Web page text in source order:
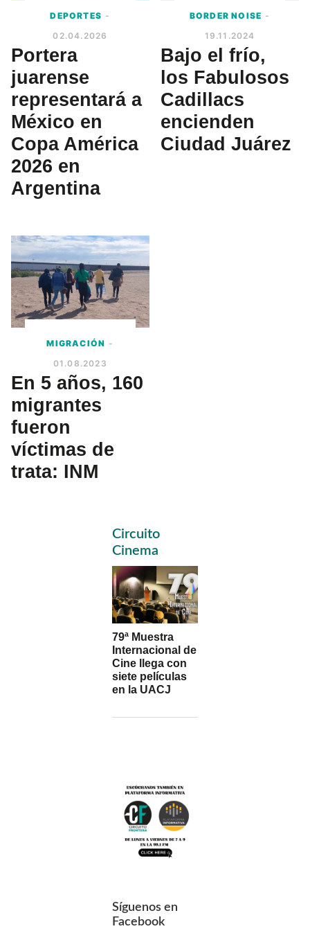
DEPORTES -
02.04.2026
Portera
juarense
representará a
México en
Copa América
2026 en
Argentina
BORDER NOISE -
19.11.2024
Bajo el frío,
los Fabulosos
Cadillacs
encienden
Ciudad Juárez
MIGRACIÓN -
01.08.2023
En 5 años, 160
migrantes
fueron
víctimas de
trata: INM
Primary
Sidebar
Circuito
Cinema
79ª Muestra
Internacional de
Cine llega con
siete películas
en la UACJ
Síguenos en
Facebook